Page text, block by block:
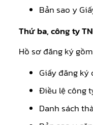
Bản sao y
Thứ ba, công ty
Hồ sơ đăng ký
Giấy đăng ký
Điều lệ công
Danh sách